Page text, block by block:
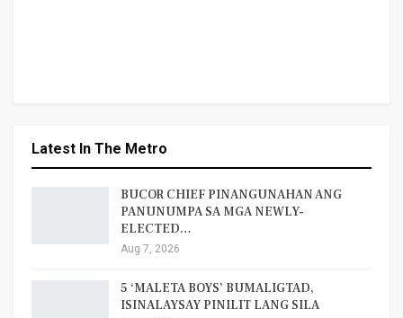
Latest In The Metro
BUCOR CHIEF PINANGUNAHAN ANG
PANUNUMPA SA MGA NEWLY-
ELECTED…
Aug 7, 2026
5 ‘MALETA BOYS’ BUMALIGTAD,
ISINALAYSAY PINILIT LANG SILA